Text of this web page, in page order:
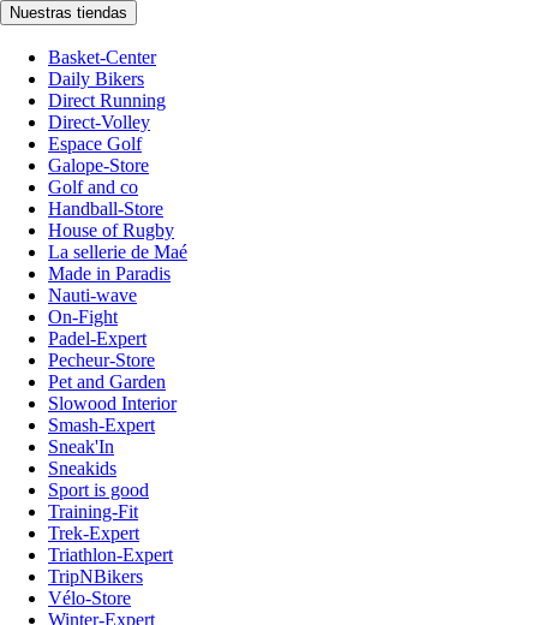
Nuestras tiendas
Basket-Center
Daily Bikers
Direct Running
Direct-Volley
Espace Golf
Galope-Store
Golf and co
Handball-Store
House of Rugby
La sellerie de Maé
Made in Paradis
Nauti-wave
On-Fight
Padel-Expert
Pecheur-Store
Pet and Garden
Slowood Interior
Smash-Expert
Sneak'In
Sneakids
Sport is good
Training-Fit
Trek-Expert
Triathlon-Expert
TripNBikers
Vélo-Store
Winter-Expert